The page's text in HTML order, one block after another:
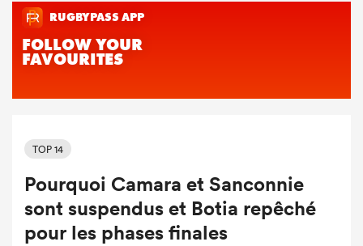
TOP 14
Pourquoi Camara et Sanconnie
sont suspendus et Botia repêché
pour les phases finales